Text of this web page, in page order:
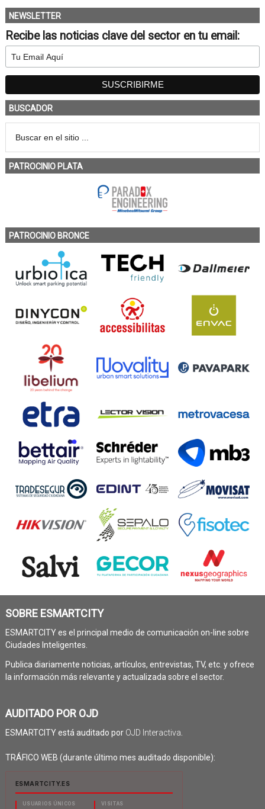
NEWSLETTER
Recibe las noticias clave del sector en tu email:
BUSCADOR
PATROCINIO PLATA
PATROCINIO BRONCE
SOBRE ESMARTCITY
ESMARTCITY es el principal medio de comunicación on-line sobre
Ciudades Inteligentes.
Publica diariamente noticias, artículos, entrevistas, TV, etc. y ofrece
la información más relevante y actualizada sobre el sector.
AUDITADO POR OJD
ESMARTCITY está auditado por OJD Interactiva.
TRÁFICO WEB (durante último mes auditado disponible):